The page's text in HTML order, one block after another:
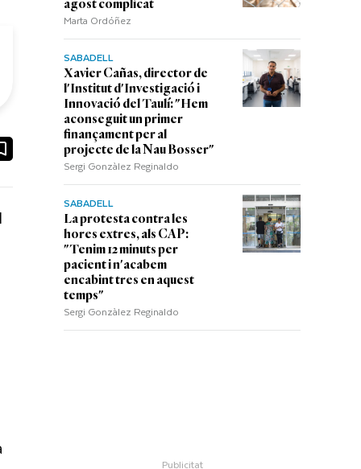
agost complicat
Marta Ordóñez
SABADELL
Xavier Cañas, director de
l'Institut d'Investigació i
Innovació del Taulí: "Hem
aconseguit un primer
finançament per al
projecte de la Nau Bosser"
Sergi Gonzàlez Reginaldo
SABADELL
La protesta contra les
hores extres, als CAP:
"Tenim 12 minuts per
pacient i n'acabem
encabint tres en aquest
temps"
Sergi Gonzàlez Reginaldo